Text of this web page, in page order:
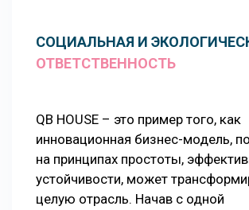
СОЦИАЛЬНАЯ И
ОТВЕТСТВЕННОСТЬ
QB HOUSE – это пример того, как
инновационная бизнес-модель,
на принципах простоты,
устойчивости, может
целую отрасль. Начав с одной